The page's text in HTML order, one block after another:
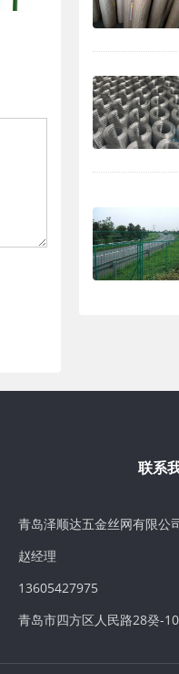
联系
青岛泽顺达五金丝网有限公
赵经理
13605427975
青岛市四方区人民路28癸-